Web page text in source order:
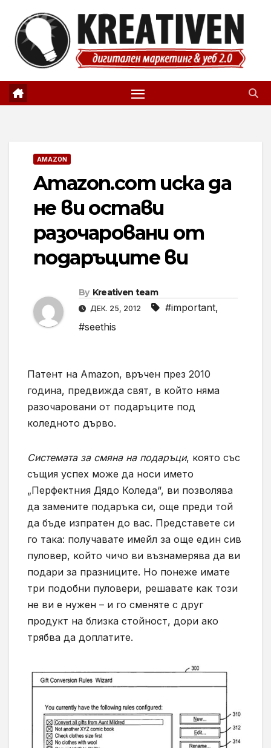
content
AMAZON
Amazon.com иска да
не ви остави
разочаровани от
подаръците ви
By Kreativen team
ДЕК. 25, 2012 #important,
#seethis
Патент на Amazon, връчен през 2010
година, предвижда свят, в който няма
разочаровани от подаръците под
коледното дърво.
Системата за смяна на подаръци, която със
същия успех може да носи името
„Перфектния Дядо Коледа“, ви позволява
да замените подаръка си, още преди той
да бъде изпратен до вас. Представете си
го така: получавате имейл за още един сив
пуловер, който чичо ви възнамерява да ви
подари за празниците. Но понеже имате
три подобни пуловери, решавате как този
не ви е нужен – и го сменяте с друг
продукт на близка стойност, дори ако
трябва да доплатите.